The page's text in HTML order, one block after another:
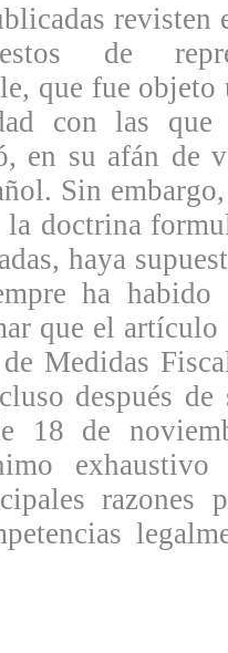
revisten
de
que fue
con las
en su afán de
Sin
la doctrina
haya
ha habido
que el
Medidas
después
18 de
exhaustivo
razones